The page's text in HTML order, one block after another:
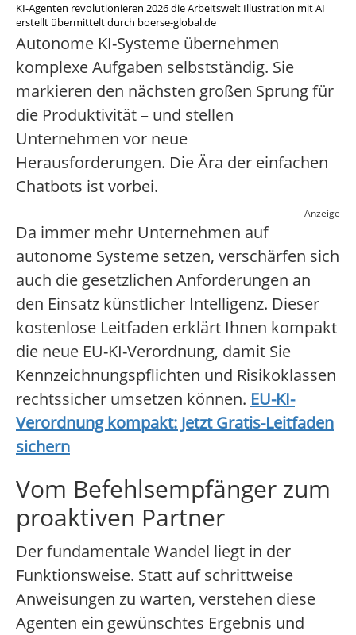
KI-Agenten revolutionieren 2026 die Arbeitswelt Illustration mit AI
erstellt übermittelt durch boerse-global.de
Autonome KI-Systeme übernehmen
komplexe Aufgaben selbstständig. Sie
markieren den nächsten großen Sprung für
die Produktivität – und stellen
Unternehmen vor neue
Herausforderungen. Die Ära der einfachen
Chatbots ist vorbei.
Anzeige
Da immer mehr Unternehmen auf
autonome Systeme setzen, verschärfen sich
auch die gesetzlichen Anforderungen an
den Einsatz künstlicher Intelligenz. Dieser
kostenlose Leitfaden erklärt Ihnen kompakt
die neue EU-KI-Verordnung, damit Sie
Kennzeichnungspflichten und Risikoklassen
rechtssicher umsetzen können. EU-KI-
Verordnung kompakt: Jetzt Gratis-Leitfaden
sichern
Vom Befehlsempfänger zum
proaktiven Partner
Der fundamentale Wandel liegt in der
Funktionsweise. Statt auf schrittweise
Anweisungen zu warten, verstehen diese
Agenten ein gewünschtes Ergebnis und